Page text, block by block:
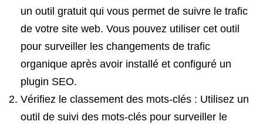
un outil gratuit qui vous permet de suivre le trafic
de votre site web. Vous pouvez utiliser cet outil
pour surveiller les changements de trafic
organique après avoir installé et configuré un
plugin SEO.
Vérifiez le classement des mots-clés : Utilisez un
outil de suivi des mots-clés pour surveiller le